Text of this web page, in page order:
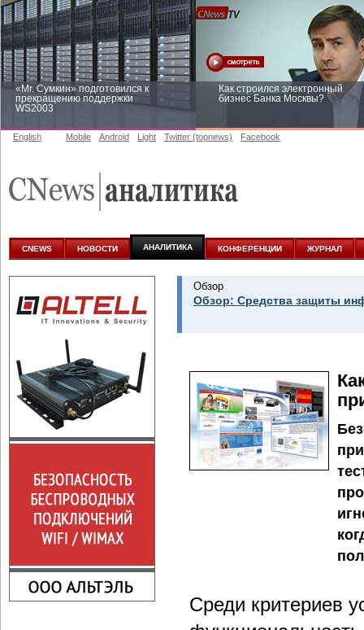
«Mr. Сумкин» подготовился к
прекращению поддержки
WS2003
Как строился электронный
бизнес Банка Москвы?
аналитике
English Mobile Android Light Twitter (topnews) Facebook
CNEWS НОВОСТИ АНАЛИТИКА КОНФЕРЕНЦИИ ЖУРНАЛ
Обзор
Обзор: Средства защиты
Среди критериев